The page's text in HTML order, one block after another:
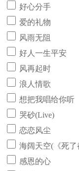
好心分手
爱的礼物
风雨无阻
好人一生平安
风再起时
浪人情歌
想把我唱给你听
哭砂(Live)
恋恋风尘
海阔天空(《死
感恩的心